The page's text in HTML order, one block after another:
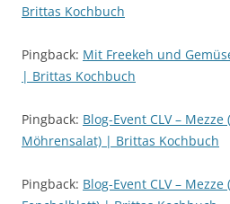
Brittas Kochbuch
Pingback: Mit Freekeh und
| Brittas Kochbuch
Pingback: Blog-Event CLV –
Möhrensalat) | Brittas Kochbuch
Pingback: Blog-Event CLV –